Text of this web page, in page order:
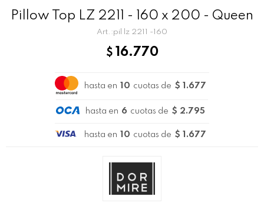
Pillow Top LZ 2211 - 160 x 200 - Queen
pil lz 2211 -160
$ 16.770
hasta en 10 cuotas de $ 1.677
hasta en 6 cuotas de $ 2.795
hasta en 10 cuotas de $ 1.677